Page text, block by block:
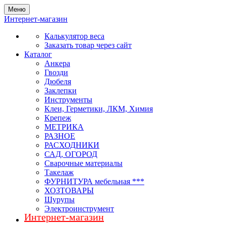
Меню
Интернет-магазин
Калькулятор веса
Заказать товар через сайт
Каталог
Анкера
Гвозди
Дюбеля
Заклепки
Инструменты
Клеи, Герметики, ЛКМ, Химия
Крепеж
МЕТРИКА
РАЗНОЕ
РАСХОДНИКИ
САД, ОГОРОД
Сварочные материалы
Такелаж
ФУРНИТУРА мебельная ***
ХОЗТОВАРЫ
Шурупы
Электроинструмент
Интернет-магазин